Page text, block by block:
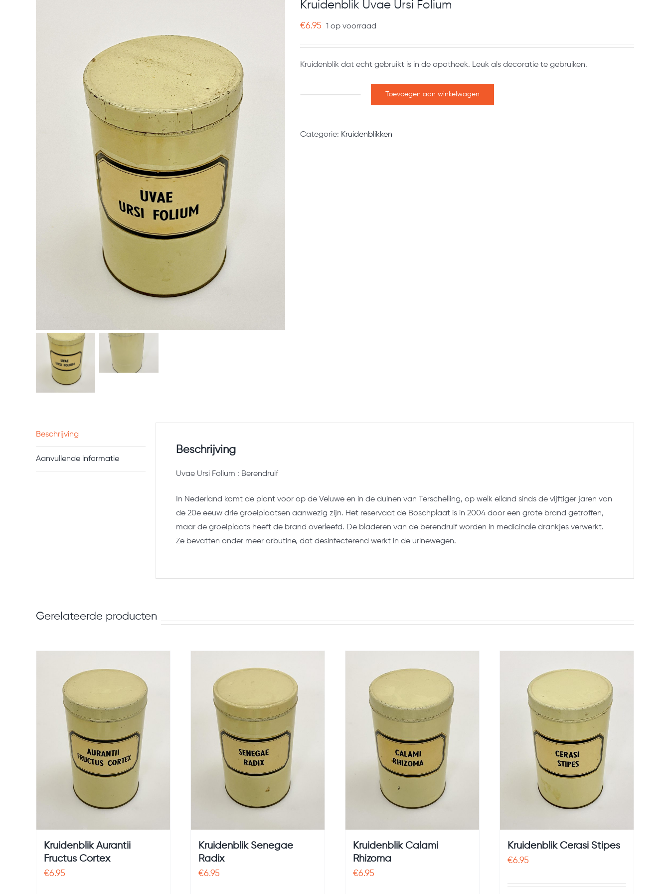
Kruidenblik Uvae Ursi Folium
€6.95 1 op voorraad
Kruidenblik dat echt gebruikt is in de apotheek. Leuk als decoratie te gebruiken.
Toevoegen aan winkelwagen
Categorie: Kruidenblikken
Beschrijving
Aanvullende informatie
Beschrijving
Uvae Ursi Folium : Berendruif
In Nederland komt de plant voor op de Veluwe en in de duinen van Terschelling, op welk eiland sinds de vijftiger jaren van
de 20e eeuw drie groeiplaatsen aanwezig zijn. Het reservaat de Boschplaat is in 2004 door een grote brand getroffen,
maar de groeiplaats heeft de brand overleefd. De bladeren van de berendruif worden in medicinale drankjes verwerkt.
Ze bevatten onder meer arbutine, dat desinfecterend werkt in de urinewegen.
Gerelateerde producten
Kruidenblik Aurantii
Fructus Cortex
€6.95
Kruidenblik Senegae
Radix
€6.95
Kruidenblik Calami
Rhizoma
€6.95
Kruidenblik Cerasi Stipes
€6.95